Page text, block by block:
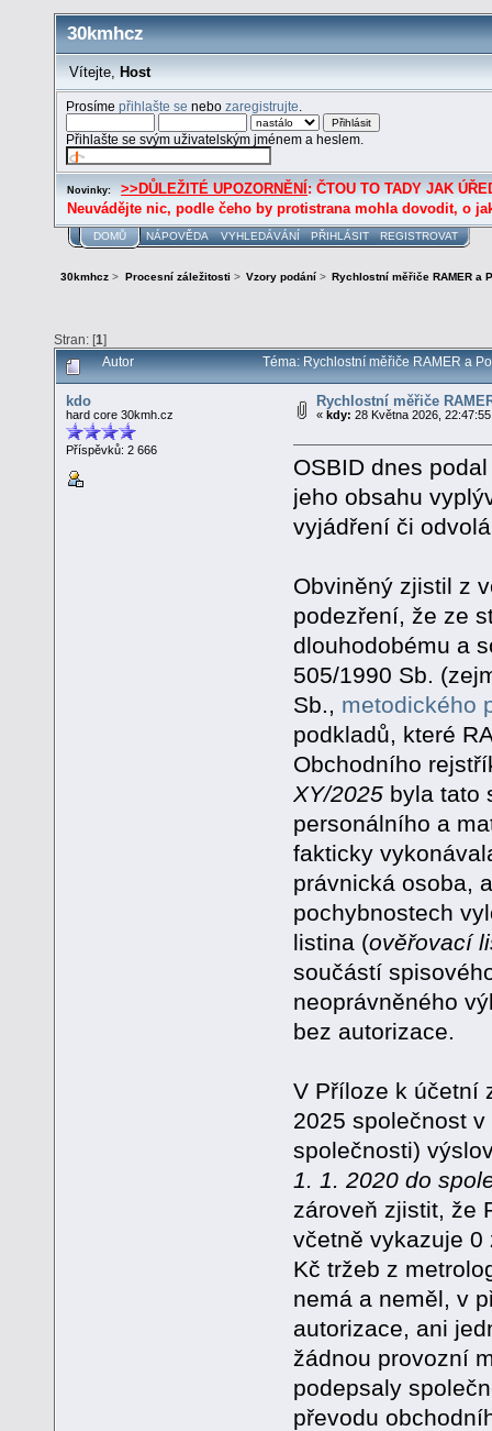
30kmhcz
Vítejte, Host
Prosímepřihlašte se nebozaregistrujte
Přihlašte se svým uživatelským jménem a heslem.
Novinky: >>DŮLEŽITÉ UPOZORNĚNÍ : ČTOU TO TADY JAK
Neuvádějte nic, podle čeho by protistrana mohla dovodit, o
DOMŮ NÁPOVĚDA VYHLEDÁVÁNÍ PŘIHLÁSIT REGISTROVAT
30kmhcz > Procesní záležitosti > Vzory podání > Rychlostní měřiče RAMER a
Stran: [1]
Autor Téma: Rychlostní měřiče RAMER a
kdo
hard core 30kmh.cz
Příspěvků: 2 666
Rychlostní měřiče
« kdy: 28 Května 2026,
OSBID dnes
jeho obsahu
vyjádření či
Obviněný zjistil z
podezření, že ze
dlouhodobému a
505/1990 Sb.
Sb., metodického
podkladů, které
Obchodního
XY/2025byla tato
personálního a
fakticky
právnická osoba,
pochybnostech
listina (ověřovací
součástí
neoprávněného
bez autorizace.
V Příloze k účetní
2025 společnost
společnosti)
1. 1. 2020 do
zároveň zjistit, že
včetně vykazuje 0
Kč tržeb z
nemá a neměl, v
autorizace, ani
žádnou provozní
podepsaly
převodu